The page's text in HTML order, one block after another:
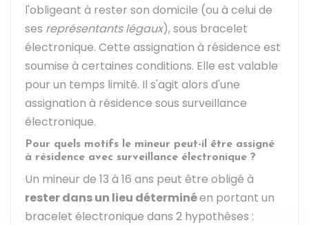
l'obligeant à rester son domicile (ou à celui de
ses représentants légaux), sous bracelet
électronique. Cette assignation à résidence est
soumise à certaines conditions. Elle est valable
pour un temps limité. Il s'agit alors d'une
assignation à résidence sous surveillance
électronique.
Pour quels motifs le mineur peut-il être assigné
à résidence avec surveillance électronique ?
Un mineur de 13 à 16 ans peut être obligé à
rester dans un lieu déterminéen portant un
bracelet électronique dans 2 hypothèses :